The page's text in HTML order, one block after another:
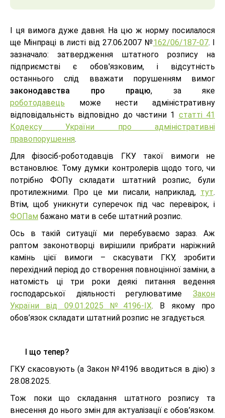
І ця вимога дуже давня. На цю ж норму посилалося
ще Мінпраці в листі від 27.06.2007 №162/06/187-07. І
зазначало: затвердження штатного розпису на
підприємстві є обов'язковим, і відсутність
останнього слід вважати порушенням вимог
законодавства про працю, за яке
роботодавець може нести адміністративну
відповідальність відповідно до частини 1 статті 41
Кодексу України про адміністративні
правопорушення.
Для фізосіб-роботодавців ГКУ такої вимоги не
встановлює. Тому думки контролерів щодо того, чи
потрібно ФОПу складати штатний розпис, були
протилежними. Про це ми писали, наприклад, тут.
Втім, щоб уникнути суперечок під час перевірок, і
ФОПам бажано мати в себе штатний розпис.
Ось в такій ситуації ми перебуваємо зараз. Аж
раптом законотворці вирішили прибрати наріжний
камінь цієї вимоги – скасувати ГКУ, зробити
перехідний період до створення повноцінної заміни, а
натомість ці три роки деякі питання ведення
господарської діяльності регулюватиме Закон
України від 09.01.2025 №4196-IX. В якому про
обов’язок складати штатний розпис не згадується.
І що тепер?
ГКУ скасовують (а Закон №4196 вводиться в дію) з
28.08.2025.
Тож поки що складання штатного розпису та
внесення до нього змін для актуалізації є обов’язком.